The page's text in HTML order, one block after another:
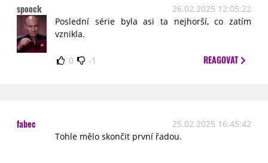
DISKUZE
STATISTIKY
TIRÁŽ
spoock
26.02.2025 12:05:22
Poslední série byla asi ta nejhorší, co zatím
vznikla.
0 -1 REAGOVAT
fabec
25.02.2025 16:45:42
Tohle mělo skončit první řadou.